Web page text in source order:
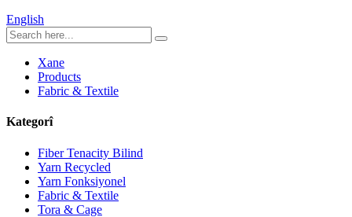
English
Xane
Products
Fabric & Textile
Kategorî
Fiber Tenacity Bilind
Yarn Recycled
Yarn Fonksiyonel
Fabric & Textile
Tora & Cage